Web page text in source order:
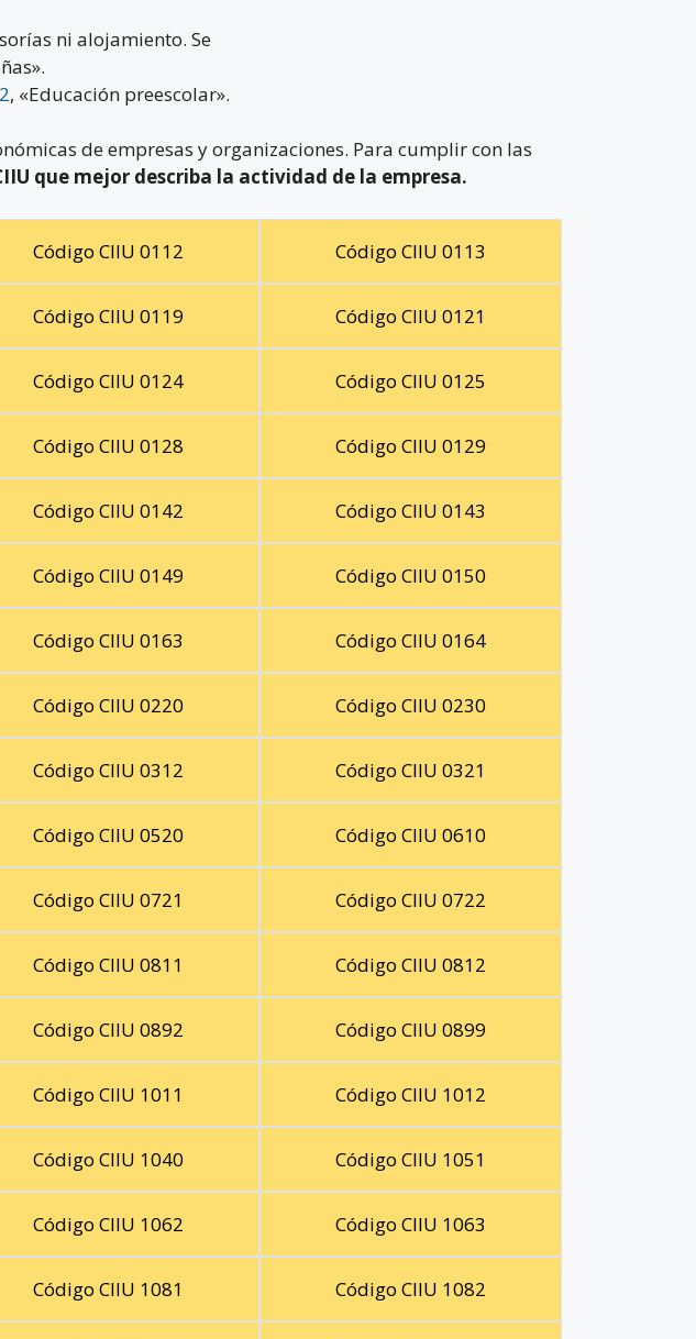
ni alojamiento. Se
, «Educación preescolar».
de empresas y organizaciones. Para cumplir con las
que mejor describa la actividad de la empresa.
Código CIIU 0112 Código CIIU 0113
Código CIIU 0119 Código CIIU 0121
Código CIIU 0124 Código CIIU 0125
Código CIIU 0128 Código CIIU 0129
Código CIIU 0142 Código CIIU 0143
Código CIIU 0149 Código CIIU 0150
Código CIIU 0163 Código CIIU 0164
Código CIIU 0220 Código CIIU 0230
Código CIIU 0312 Código CIIU 0321
Código CIIU 0520 Código CIIU 0610
Código CIIU 0721 Código CIIU 0722
Código CIIU 0811 Código CIIU 0812
Código CIIU 0892 Código CIIU 0899
Código CIIU 1011 Código CIIU 1012
Código CIIU 1040 Código CIIU 1051
Código CIIU 1062 Código CIIU 1063
Código CIIU 1081 Código CIIU 1082